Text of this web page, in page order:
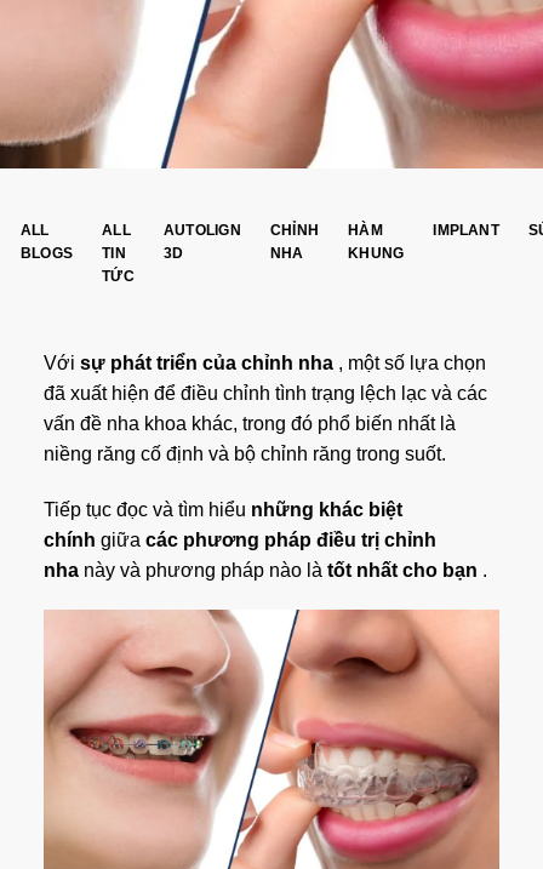
ALL
BLOGS
ALL
TIN
TỨC
AUTOLIGN
3D
CHỈNH
NHA
HÀM
KHUNG
IMPLANT
Với sự phát triển của chỉnh nha, một số lựa chọn
đã xuất hiện để điều chỉnh tình trạng lệch lạc và các
vấn đề nha khoa khác, trong đó phổ biến nhất là
niềng răng cố định và bộ chỉnh răng trong suốt.
Tiếp tục đọc và tìm hiểu những khác biệt
chính giữa các phương pháp điều trị chỉnh
nhanày và phương pháp nào là tốt nhất cho bạn .